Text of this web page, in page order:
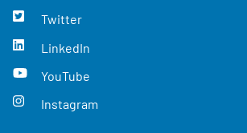
Twitter
LinkedIn
YouTube
Instagram